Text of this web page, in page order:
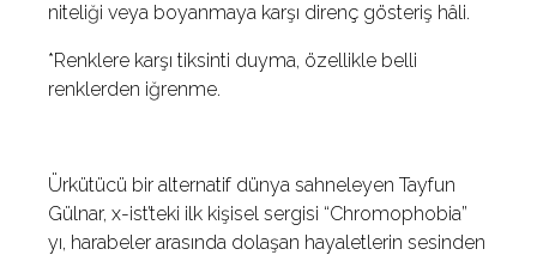
niteliği veya boyanmaya karşı direnç gösteriş hâli.
*Renklere karşı tiksinti duyma, özellikle belli
renklerden iğrenme.
Ürkütücü bir alternatif dünya sahneleyen Tayfun
Gülnar, x-ist’teki ilk kişisel sergisi “Chromophobia”
yı, harabeler arasında dolaşan hayaletlerin sesinden